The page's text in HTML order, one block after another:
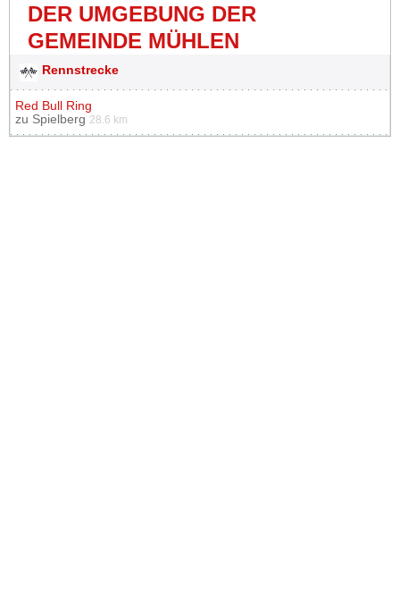
DER UMGEBUNG DER
GEMEINDE MÜHLEN
Rennstrecke
Red Bull Ring
zu Spielberg 28.6 km